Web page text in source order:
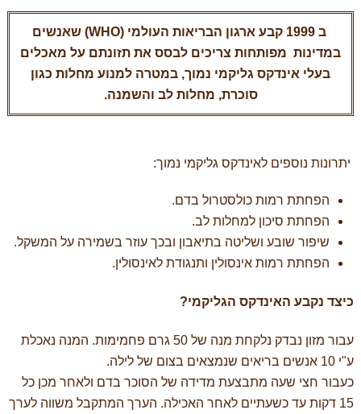
ב 1999 קבע ארגון הבריאות העולמי (WHO) שאנשים
במדינות מפותחות צריכים לבסס את תזונתם על מאכלים
בעלי אינדקס גליקמי נמוך, במטרה למנוע מחלות כגון
סוכרת, מחלות לב והשמנה.
יתרונות נוספים לאינדקס גליקמי נמוך:
הפחתת רמות כולסטרול בדם.
הפחתת סיכון למחלות לב.
שיפור שובע ושליטה בתיאבון ובכך עוזר בשמירה על המשקל.
הפחתת רמות אינסולין ותנגודת לאינסולין.
כיצד נקבע האינדקס הגליקמי?
עבור מזון נבדק נלקחת מנה של 50 גרם פחמימות. המנה נאכלת
ע"י 10 אנשים בריאים שנמצאים בצום של לילה.
כעבור חצי שעה מתבצעת מדידה של הסוכר בדם ולאחר מכן כל
15 דקות עד כשעתיים לאחר האכילה. הערך המתקבל משווה לערך